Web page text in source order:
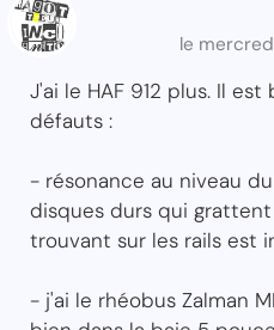
le
J'ai le HAF 912 plus. Il
défauts :
- résonance au niveau
disques durs qui
trouvant sur les rails est
- j'ai le rhéobus Zalman